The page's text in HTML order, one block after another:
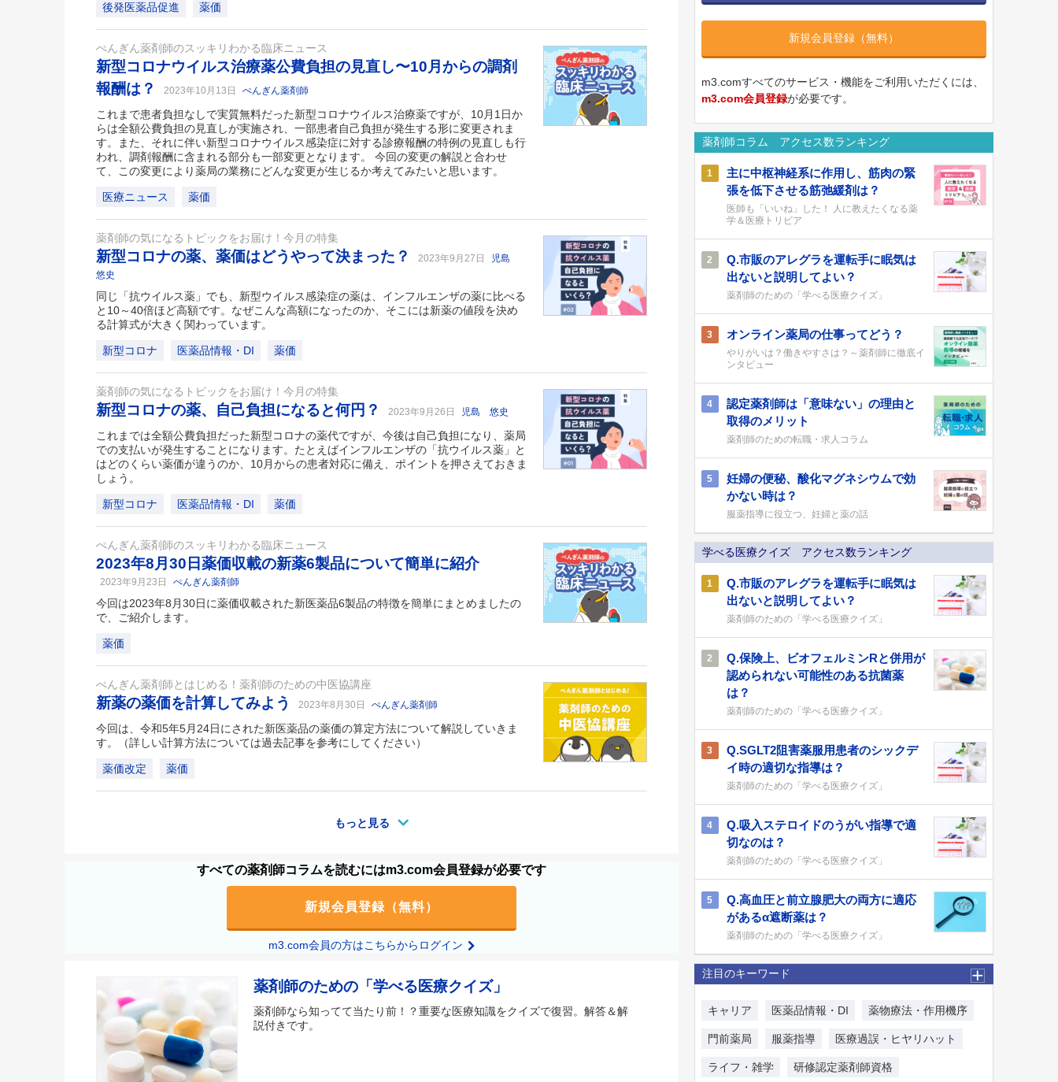
後発医薬品促進 薬価
ぺんぎん薬剤師のスッキリわかる臨床ニュース
新型コロナウイルス治療薬公費負担の見直し〜10月からの調剤
報酬は？
2023年10月13日 ぺんぎん薬剤師
これまで患者負担なしで実質無料だった新型コロナウイルス治療薬ですが、10月1日か
らは全額公費負担の見直しが実施され、一部患者自己負担が発生する形に変更されま
す。また、それに伴い新型コロナウイルス感染症に対する診療報酬の特例の見直しも行
われ、調剤報酬に含まれる部分も一部変更となります。 今回の変更の解説と合わせ
て、この変更により薬局の業務にどんな変更が生じるか考えてみたいと思います。
医療ニュース 薬価
薬剤師の気になるトピックをお届け！今月の特集
新型コロナの薬、薬価はどうやって決まった？ 2023年9月27日
児島
悠史
同じ「抗ウイルス薬」でも、新型ウイルス感染症の薬は、インフルエンザの薬に比べる
と10～40倍ほど高額です。なぜこんな高額になったのか、そこには新薬の値段を決め
る計算式が大きく関わっています。
新型コロナ 医薬品情報・DI 薬価
薬剤師の気になるトピックをお届け！今月の特集
新型コロナの薬、自己負担になると何円？ 2023年9月26日 児島 悠史
これまでは全額公費負担だった新型コロナの薬代ですが、今後は自己負担になり、薬局
での支払いが発生することになります。たとえばインフルエンザの「抗ウイルス薬」と
はどのくらい薬価が違うのか、10月からの患者対応に備え、ポイントを押さえておきま
しょう。
新型コロナ 医薬品情報・DI 薬価
ぺんぎん薬剤師のスッキリわかる臨床ニュース
2023年8月30日薬価収載の新薬6製品について簡単に紹介
2023年9月23日 ぺんぎん薬剤師
今回は2023年8月30日に薬価収載された新医薬品6製品の特徴を簡単にまとめましたの
で、ご紹介します。
薬価
ぺんぎん薬剤師とはじめる！薬剤師のための中医協講座
新薬の薬価を計算してみよう 2023年8月30日 ぺんぎん薬剤師
今回は、令和5年5月24日にされた新医薬品の薬価の算定方法について解説していきま
す。（詳しい計算方法については過去記事を参考にしてください）
薬価改定 薬価
もっと見る
すべての薬剤師コラムを読むにはm3.com会員登録が必要です
新規会員登録（無料）
m3.com会員の方はこちらからログイン
薬剤師のための「学べる医療クイズ」
薬剤師なら知ってて当たり前！？重要な医療知識をクイズで復習。解答＆解
説付きです。
新規会員登録（無料）
m3.comすべてのサービス・機能をご利用いただくには、
m3.com会員登録が必要です。
薬剤師コラム アクセス数ランキング
1
主に中枢神経系に作用し、筋肉の緊
張を低下させる筋弛緩剤は？
医師も「いいね」した！ 人に教えたくなる薬
学＆医療トリビア
2
Q.市販のアレグラを運転手に眠気は
出ないと説明してよい？
薬剤師のための「学べる医療クイズ」
3 オンライン薬局の仕事ってどう？
やりがいは？働きやすさは？～薬剤師に徹底イ
ンタビュー
4
認定薬剤師は「意味ない」の理由と
取得のメリット
薬剤師のための転職・求人コラム
5
妊婦の便秘、酸化マグネシウムで効
かない時は？
服薬指導に役立つ、妊婦と薬の話
学べる医療クイズ アクセス数ランキング
1
Q.市販のアレグラを運転手に眠気は
出ないと説明してよい？
薬剤師のための「学べる医療クイズ」
2
Q.保険上、ビオフェルミンRと併用が
認められない可能性のある抗菌薬
は？
薬剤師のための「学べる医療クイズ」
3
Q.SGLT2阻害薬服用患者のシックデ
イ時の適切な指導は？
薬剤師のための「学べる医療クイズ」
4
Q.吸入ステロイドのうがい指導で適
切なのは？
薬剤師のための「学べる医療クイズ」
5
Q.高血圧と前立腺肥大の両方に適応
があるα遮断薬は？
薬剤師のための「学べる医療クイズ」
注目のキーワード
キャリア 医薬品情報・DI 薬物療法・作用機序
門前薬局 服薬指導 医療過誤・ヒヤリハット
ライフ・雑学 研修認定薬剤師資格